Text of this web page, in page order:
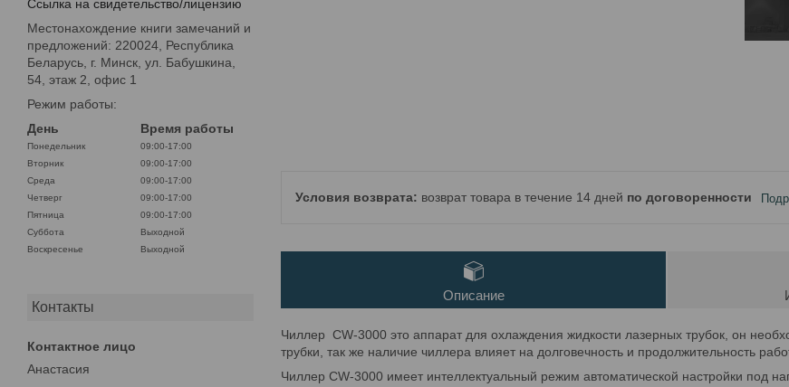
Ссылка на свидетельство/лицензию
Местонахождение книги замечаний и
предложений: 220024, Республика
Беларусь, г. Минск, ул. Бабушкина,
54, этаж 2, офис 1
Режим работы:
День
Время работы
Понедельник
09:00-17:00
Вторник
09:00-17:00
Среда
09:00-17:00
Четверг
09:00-17:00
Пятница
09:00-17:00
Суббота
Выходной
Воскресенье
Выходной
Контакты
Анастасия
возврат товара в течение 14 дней по договоренности
Описание
Чиллер CW-3000 это аппарат для охлаждения жидкости лазерных трубок, он
трубки, так же наличие чиллера влияет на долговечность и продолжительность
Чиллер CW-3000 имеет интеллектуальный режим автоматической настройки под